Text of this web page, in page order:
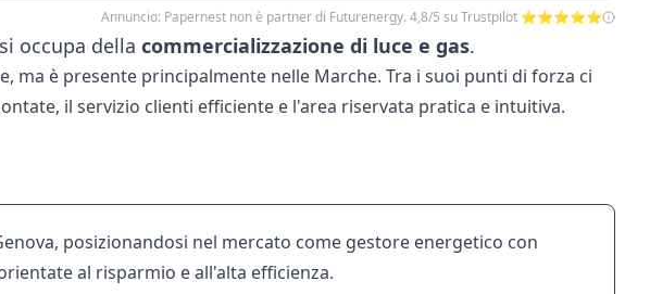
Annuncio: Papernest non è partner di Futurenergy. 4,8/5 su Trustpilot ⭐⭐⭐⭐⭐
occupa della commercializzazione di luce e gas.
è presente principalmente nelle Marche. Tra i suoi punti di forza ci
il servizio clienti efficiente e l'area riservata pratica e intuitiva.
posizionandosi nel mercato come gestore energetico con
al risparmio e all'alta efficienza.